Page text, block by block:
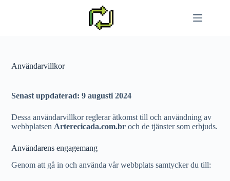
Användarvillkor
Senast uppdaterad: 9 augusti 2024
Dessa användarvillkor reglerar åtkomst till och användning av
webbplatsen Arterecicada.com.br och de tjänster som erbjuds.
Användarens engagemang
Genom att gå in och använda vår webbplats samtycker du till: